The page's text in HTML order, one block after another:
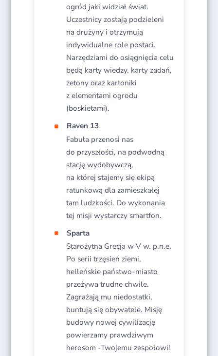
ogród jaki widział świat.
Uczestnicy zostają podzieleni
na drużyny i otrzymują
indywidualne role postaci.
Narzędziami do osiągnięcia celu
będą karty wiedzy, karty zadań,
żetony oraz kartoniki
z elementami ogrodu
(boskietami).
Raven 13
Fabuła przenosi nas
do przyszłości, na podwodną
stację wydobywczą,
na której stajemy się ekipą
ratunkową dla zamieszkałej
tam ludzkości. Do wykonania
tej misji wystarczy smartfon.
Sparta
Starożytna Grecja w V w. p.n.e.
Po serii trzęsień ziemi,
helleńskie państwo-miasto
przeżywa trudne chwile.
Zagrażają mu niedostatki,
buntują się obywatele. Misję
budowy nowej cywilizację
powierzamy prawdziwym
herosom -Twojemu zespołowi!